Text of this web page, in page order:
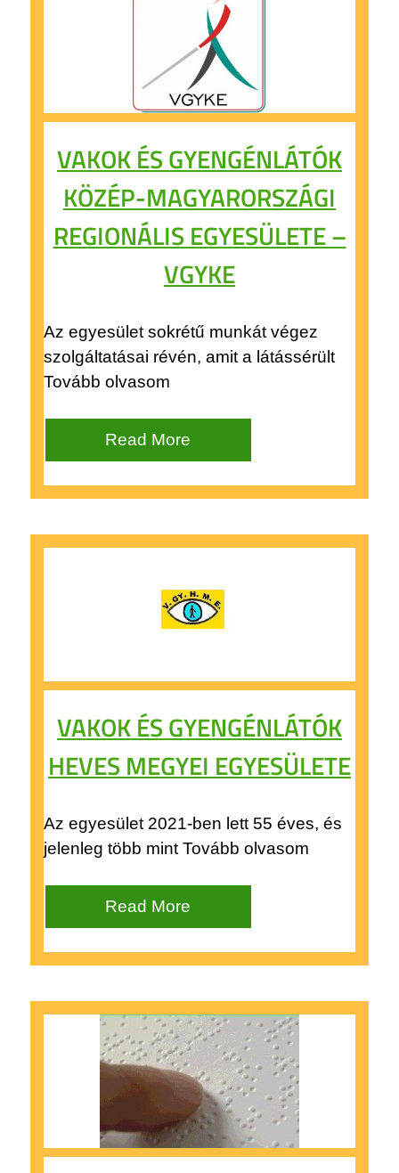
VAKOK ÉS GYENGÉNLÁTÓK
KÖZÉP-MAGYARORSZÁGI
REGIONÁLIS EGYESÜLETE –
VGYKE
Az egyesület sokrétű munkát végez
szolgáltatásai révén, amit a látássérült
Tovább olvasom
Read More
VAKOK ÉS GYENGÉNLÁTÓK
HEVES MEGYEI EGYESÜLETE
Az egyesület 2021-ben lett 55 éves, és
jelenleg több mint Tovább olvasom
Read More